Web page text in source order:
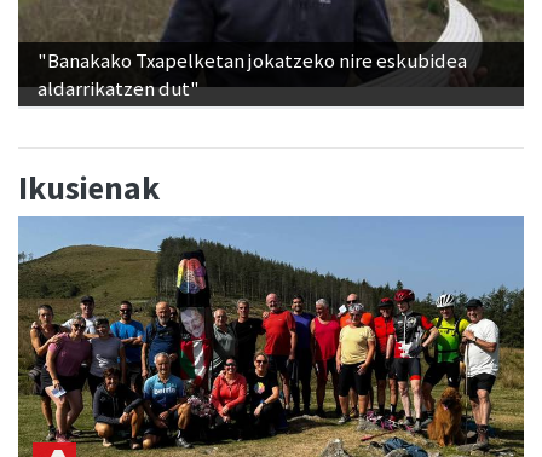
"Banakako Txapelketan jokatzeko nire eskubidea
aldarrikatzen dut"
Ikusienak